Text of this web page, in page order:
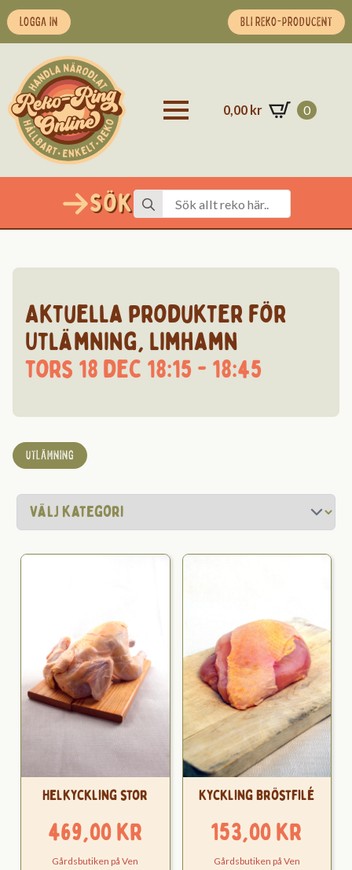
LOGGA IN BLI REKO-PRODUCENT
0,00 kr 0
Sök Search
for:
Aktuella produkter för
Utlämning, Limhamn
tors 18 dec 18:15 - 18:45
UTLÄMNING
Helkyckling stor
469,00kr
Gårdsbutiken på Ven
Kyckling Bröstfilé
153,00kr
Gårdsbutiken på Ven